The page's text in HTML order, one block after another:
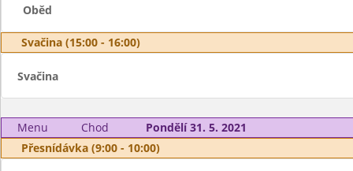
Oběd
Svačina (15:00 - 16:00)
Svačina
Menu Chod
Pondělí 31. 5. 2021
Přesnídávka (9:00 - 10:00)